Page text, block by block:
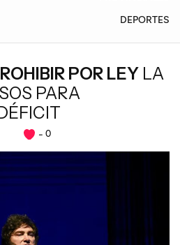
DEPORTES
POR LEY LA
PARA
0